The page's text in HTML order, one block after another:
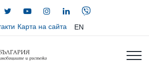
Карта на сайта EN